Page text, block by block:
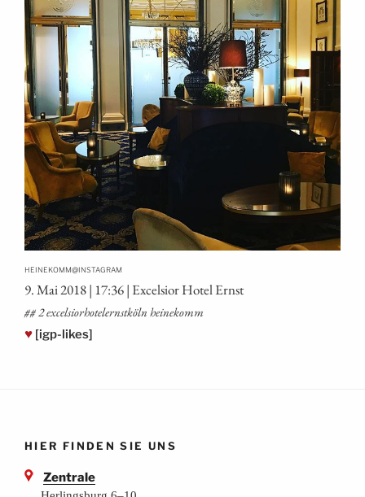
HEINEKOMM@INSTAGRAM
9. Mai 2018 | 17:36 | Excel­si­or Hotel Ernst
## 2 excel­sio­rho­tel­ernst­köln heinekomm
♥ [igp-likes]
HIER FINDEN SIE UNS
Zentrale